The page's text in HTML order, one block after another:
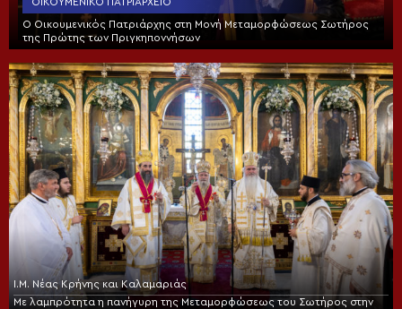
Ο Οικουμενικός Πατριάρχης στη Μονή Μεταμορφώσεως Σωτήρος
της Πρώτης των Πριγκηποννήσων
Ι.Μ. Νέας Κρήνης και Καλαμαριάς
Με λαμπρότητα η πανήγυρη της Μεταμορφώσεως του Σωτήρος στην